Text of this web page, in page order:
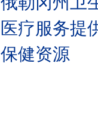
医疗服务提
保健资源